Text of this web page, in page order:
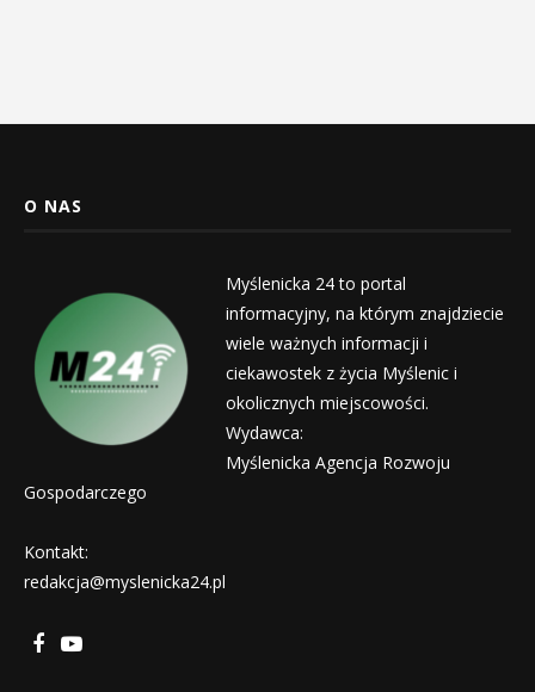
O NAS
Myślenicka 24 to portal
informacyjny, na którym znajdziecie
wiele ważnych informacji i
ciekawostek z życia Myślenic i
okolicznych miejscowości.
Wydawca:
Myślenicka Agencja Rozwoju
Gospodarczego
Kontakt:
redakcja@myslenicka24.pl